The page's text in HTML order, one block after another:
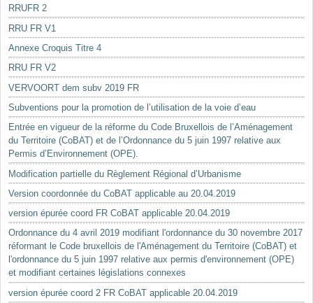
RRUFR 2
RRU FR V1
Annexe Croquis Titre 4
RRU FR V2
VERVOORT dem subv 2019 FR
Subventions pour la promotion de l’utilisation de la voie d’eau
Entrée en vigueur de la réforme du Code Bruxellois de l’Aménagement
du Territoire (CoBAT) et de l’Ordonnance du 5 juin 1997 relative aux
Permis d’Environnement (OPE).
Modification partielle du Règlement Régional d’Urbanisme
Version coordonnée du CoBAT applicable au 20.04.2019
version épurée coord FR CoBAT applicable 20.04.2019
Ordonnance du 4 avril 2019 modifiant l'ordonnance du 30 novembre 2017
réformant le Code bruxellois de l'Aménagement du Territoire (CoBAT) et
l'ordonnance du 5 juin 1997 relative aux permis d'environnement (OPE)
et modifiant certaines législations connexes
version épurée coord 2 FR CoBAT applicable 20.04.2019